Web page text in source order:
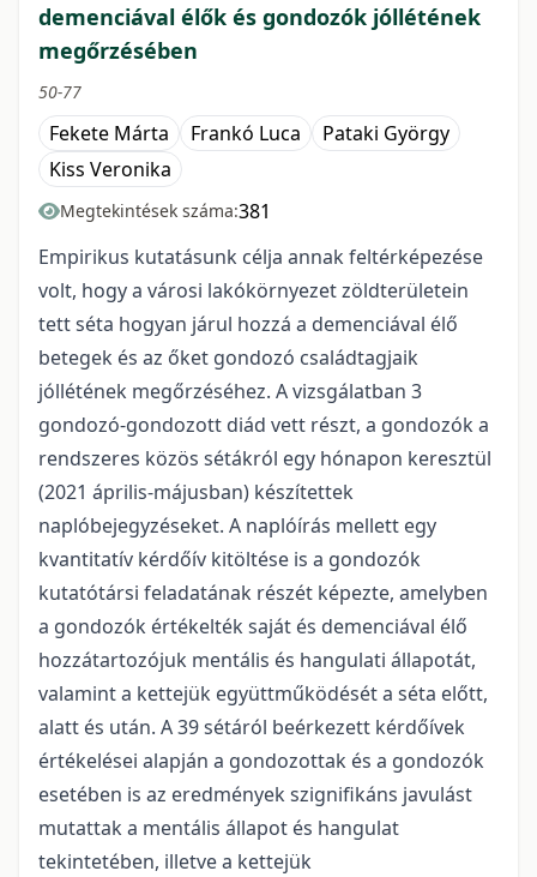
demenciával élők és gondozók jóllétének
megőrzésében
50-77
Fekete Márta Frankó Luca
Pataki György
Kiss Veronika
Megtekintések száma:381
Empirikus kutatásunk célja annak feltérképezése
volt, hogy a városi lakókörnyezet zöldterületein
tett séta hogyan járul hozzá a demenciával élő
betegek és az őket gondozó családtagjaik
jóllétének megőrzéséhez. A vizsgálatban 3
gondozó-gondozott diád vett részt, a gondozók a
rendszeres közös sétákról egy hónapon keresztül
(2021 április-májusban) készítettek
naplóbejegyzéseket. A naplóírás mellett egy
kvantitatív kérdőív kitöltése is a gondozók
kutatótársi feladatának részét képezte, amelyben
a gondozók értékelték saját és demenciával élő
hozzátartozójuk mentális és hangulati állapotát,
valamint a kettejük együttműködését a séta előtt,
alatt és után. A 39 sétáról beérkezett kérdőívek
értékelései alapján a gondozottak és a gondozók
esetében is az eredmények szignifikáns javulást
mutattak a mentális állapot és hangulat
tekintetében, illetve a kettejük